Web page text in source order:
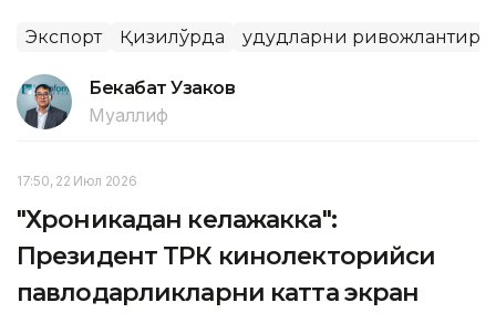
Экспорт Қизилўрда Ҳудудларни
Бекабат Узаков
Муаллиф
17:50, 22 Июл 2026
"Хроникадан келажакка":
Президент ТРК кинолекторийси
павлодарликларни катта экран